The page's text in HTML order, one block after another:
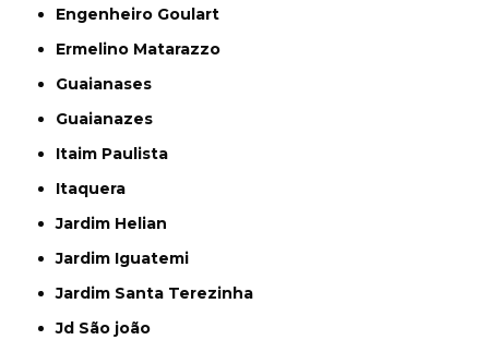
Engenheiro Goulart
Ermelino Matarazzo
Guaianases
Guaianazes
Itaim Paulista
Itaquera
Jardim Helian
Jardim Iguatemi
Jardim Santa Terezinha
Jd São joão